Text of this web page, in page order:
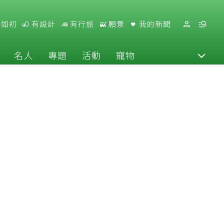
初 有設計 有行旅 願景 我的新聞
名人 專題 活動 寵物